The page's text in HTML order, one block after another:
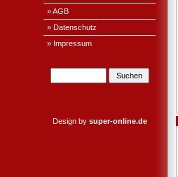
» AGB
» Datenschutz
» Impressum
Design by super-online.de